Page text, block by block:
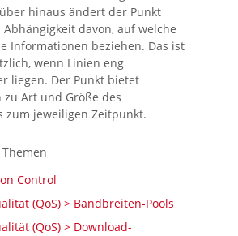
hinaus ändert der Punkt
davon, auf welche
Informationen beziehen. Das ist
wenn Linien eng
liegen. Der Punkt bietet
Art und Größe des
zum jeweiligen Zeitpunkt.
Control
(QoS) > Bandbreiten-Pools
(QoS) > Download-